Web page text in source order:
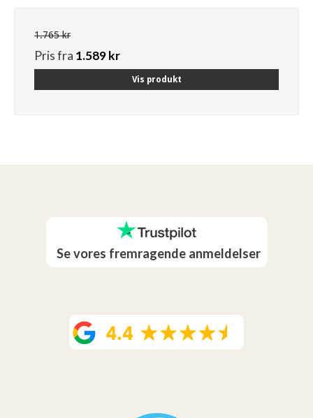
1.765 kr
Pris fra 1.589 kr
Vis produkt
Se vores fremragende anmeldelser